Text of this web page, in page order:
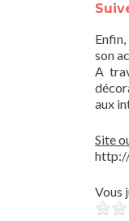
son
A
aux
Site
Vous